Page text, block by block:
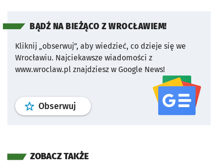
BĄDŹ NA BIEŻĄCO Z WROCŁAWIEM!
Kliknij „obserwuj”, aby wiedzieć, co dzieje się we
Wrocławiu. Najciekawsze wiadomości z
www.wroclaw.pl znajdziesz w Google News!
Obserwuj profil serwisu
ZOBACZ TAKŻE